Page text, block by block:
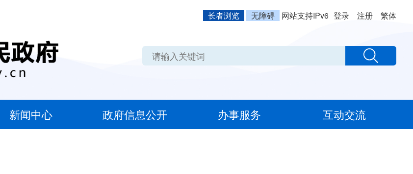
长者浏览 无障碍 网站支持IPv6 登录 注册 繁体
新闻中心 政府信息公开 办事服务 互动交流